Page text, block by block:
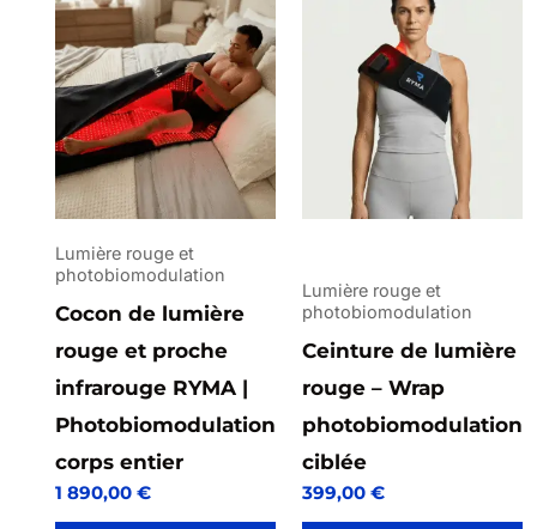
Lumière rouge et
photobiomodulation
Cocon de lumière
rouge et proche
infrarouge RYMA |
Photobiomodulation
corps entier
1 890,00 €
Lumière rouge et
photobiomodulation
Ceinture de lumière
rouge – Wrap
photobiomodulation
ciblée
399,00 €